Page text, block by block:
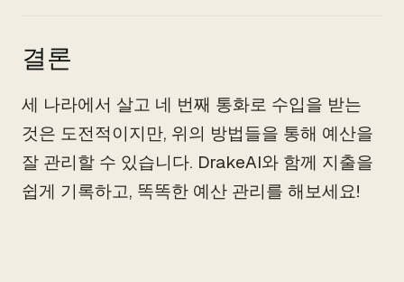
결론
세 나라에서 살고 네 번째 통화로 수입을 받는
것은 도전적이지만, 위의 방법들을 통해 예산을
잘 관리할 수 있습니다. DrakeAI와 함께 지출을
쉽게 기록하고, 똑똑한 예산 관리를 해보세요!